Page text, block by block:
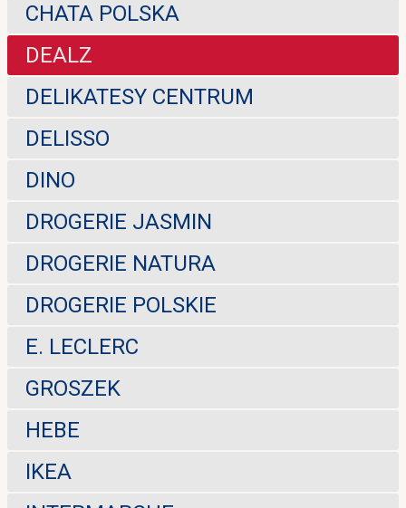
CHATA POLSKA
DEALZ
DELIKATESY CENTRUM
DELISSO
DINO
DROGERIE JASMIN
DROGERIE NATURA
DROGERIE POLSKIE
E. LECLERC
GROSZEK
HEBE
IKEA